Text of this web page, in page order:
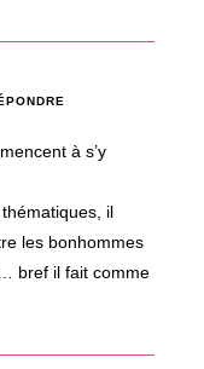
à s’y
il
les bonhommes
bref il fait comme